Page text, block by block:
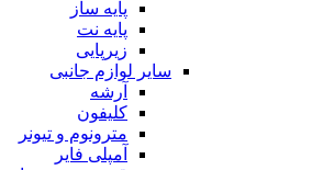
پایه ساز
پایه نت
زیرپایی
سایر لوازم جانبی
آرشه
کلیفون
مترونوم و تیونر
آمپلی فایر